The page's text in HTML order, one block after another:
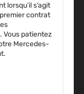
lorsqu’il s’agit
contrat
Vous patientez
Mercedes-